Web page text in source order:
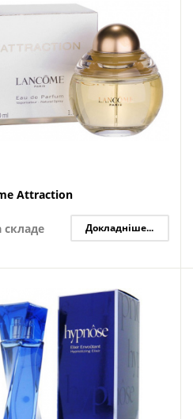
Attraction
складе Докладніше...